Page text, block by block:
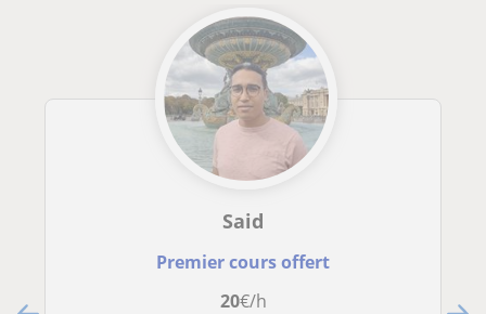
Said
Premier cours offert
20€/h